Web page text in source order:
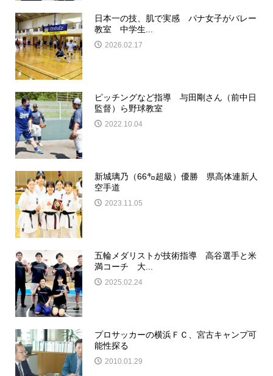
日本一の技、肌で実感 パナ女子がバレー
教室 中学生...
2026.02.17
ピッチングなど指導 与田剛さん（前中日
監督）ら野球教室
2022.10.04
新城璃乃（66㌔超級）優勝 県高体連新人
空手道
2023.11.05
五輪メダリストが技術指導 高谷選手と米
満コーチ 大...
2025.02.24
プロサッカーの横浜ＦＣ、宮古キャンプ可
能性探る
2010.01.29